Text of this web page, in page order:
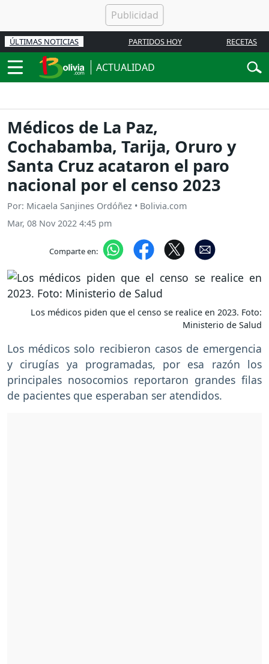
ÚLTIMAS NOTICIAS PARTIDOS HOY RECETAS
ACTUALIDAD
Médicos de La Paz,
Cochabamba, Tarija, Oruro y
Santa Cruz acataron el paro
nacional por el censo 2023
Por: Micaela Sanjines Ordóñez • Bolivia.com
Mar, 08 Nov 2022 4:45 pm
Comparte en:
Los médicos piden que el censo se realice en 2023. Foto:
Ministerio de Salud
Los médicos solo recibieron casos de emergencia
y cirugías ya programadas, por esa razón los
principales nosocomios reportaron grandes filas
de pacientes que esperaban ser atendidos.